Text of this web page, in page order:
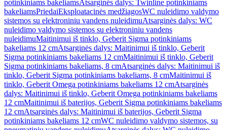
potinkiniams bakeliamsAtsarginės dalys: Twinline potinkiniams
bakeliamsPriedaiEksploatacinės medžiagosWC nuleidimo valdymo
sistemos su elektroniniu vandens nuleidimuAtsarginės dalys: WC
nuleidimo valdymo sistemos su elektroniniu vandens
nuleidimuMaitinimui iš tinklo, Geberit Sigma potinkiniams
bakeliams 12 cmAtsarginės dalys: Maitinimui iš tinklo, Geberit
Sigma potinkiniams bakeliams 12 cmMaitinimui iš tinklo, Geberit
Sigma potinkiniams bakeliams, 8 cmAtsarginės dalys: Maitinimui iš
tinklo, Geberit Sigma potinkiniams bakeliams, 8 cmMaitinimui iš
tinklo, Geberit Omega potinkiniams bakeliams 12 cmAtsarginės
dalys: Maitinimui iš tinklo, Geberit Omega potinkiniams bakeliams
12 cmMaitinimui iš baterijos, Geberit Sigma potinkiniams bakeliams
12 cmAtsarginės dalys: Maitinimui iš baterijos, Geberit Sigma
potinkiniams bakeliams 12 cmWC nuleidimo valdymo sistemos, su